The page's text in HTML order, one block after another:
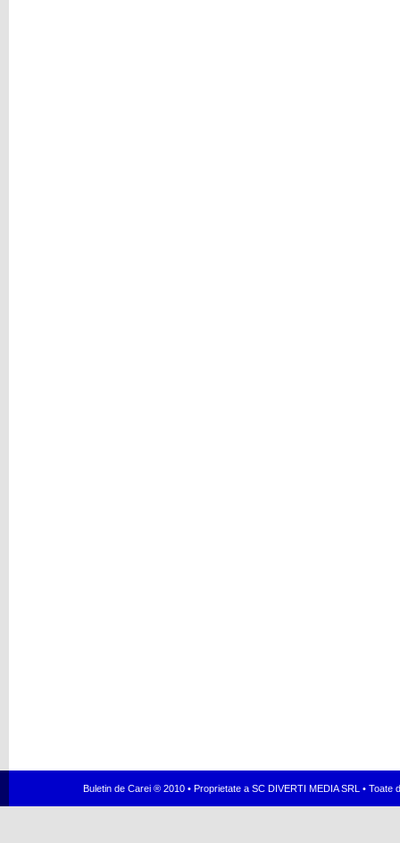
Buletin de Carei ® 2010 • Proprietate a SC DIVERTI MEDIA SRL •